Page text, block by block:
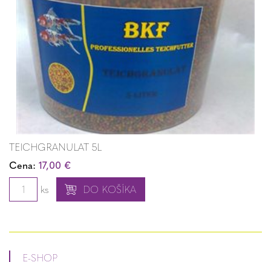
TEICHGRANULAT 5L
Cena: 17,00 €
ks
DO KOŠÍKA
E-SHOP